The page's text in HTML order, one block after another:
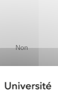
Non